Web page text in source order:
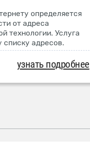
определяется
от адреса
технологии. Услуга
списку адресов.
узнать подробнее